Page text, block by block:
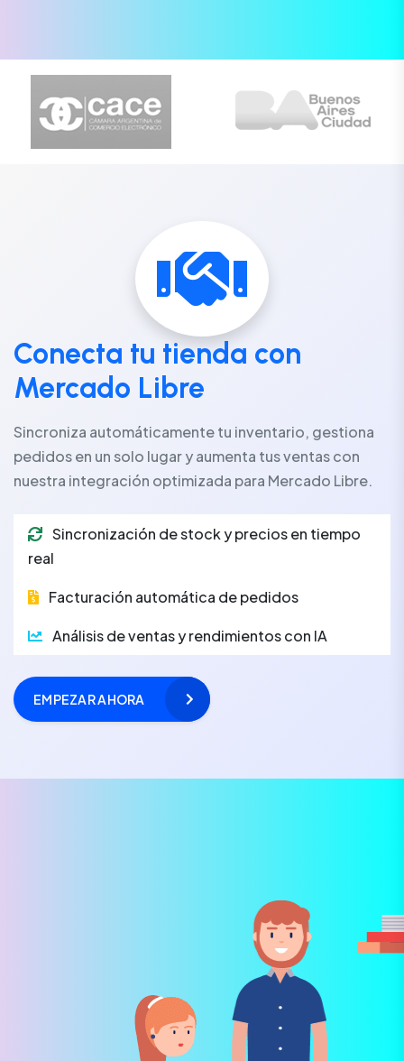
Conecta tu tienda con
Mercado Libre
Sincroniza automáticamente tu inventario, gestiona
pedidos en un solo lugar y aumenta tus ventas con
nuestra integración optimizada para Mercado Libre.
Sincronización de stock y precios en tiempo
real
Facturación automática de pedidos
Análisis de ventas y rendimientos con IA
EMPEZAR AHORA